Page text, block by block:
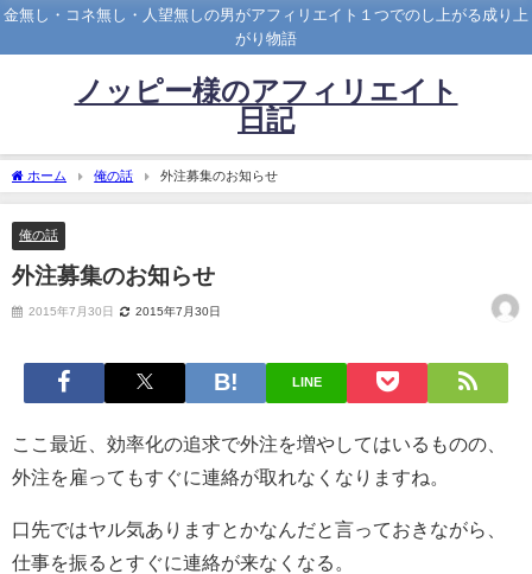
金無し・コネ無し・人望無しの男がアフィリエイト１つでのし上がる成り上
がり物語
ノッピー様のアフィリエイト
日記
ホーム 俺の話 外注募集のお知らせ
俺の話
外注募集のお知らせ
2015年7月30日 2015年7月30日
LINE
ここ最近、効率化の追求で外注を増やしてはいるものの、
外注を雇ってもすぐに連絡が取れなくなりますね。
口先ではヤル気ありますとかなんだと言っておきながら、
仕事を振るとすぐに連絡が来なくなる。